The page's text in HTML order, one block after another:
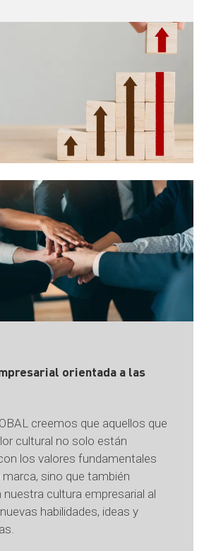
orientada a las
creemos que aquellos que
cultural no solo están
los valores fundamentales
sino que también
nuestra cultura empresarial al
habilidades, ideas y